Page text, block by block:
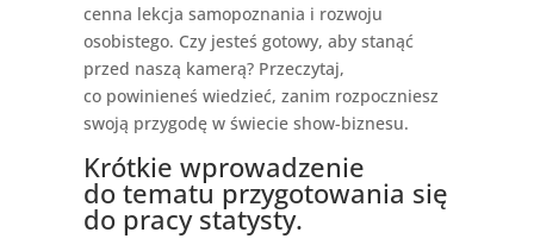
cenna lekcja samopoznania i rozwoju
osobistego. Czy jesteś gotowy, aby stanąć
przed naszą kamerą? Przeczytaj,
co powinieneś wiedzieć, zanim rozpoczniesz
swoją przygodę w świecie show-biznesu.
Krótkie wprowadzenie
do tematu przygotowania się
do pracy statysty.